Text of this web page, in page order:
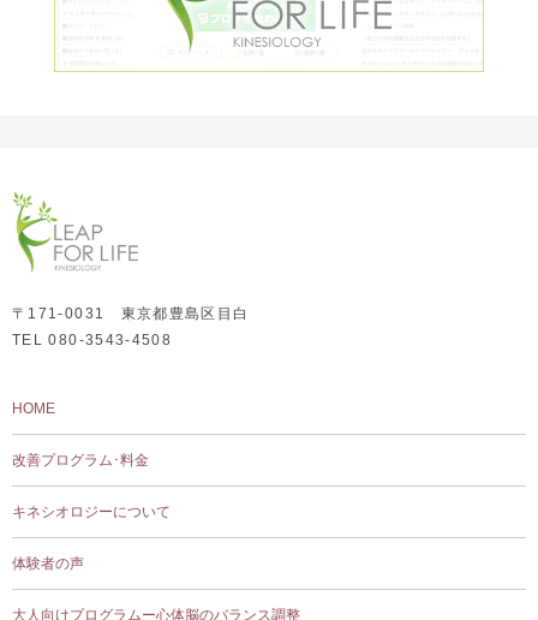
〒171-0031 東京都豊島区目白
TEL 080-3543-4508
HOME
改善プログラム･料金
キネシオロジーについて
体験者の声
大人向けプログラムー心体脳のバランス調整